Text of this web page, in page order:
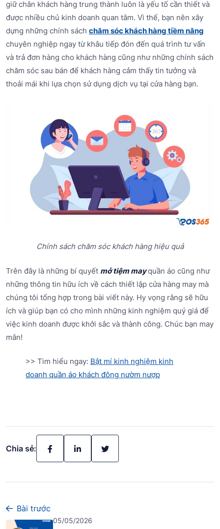
giữ chân khách hàng trung thành luôn là yếu tố cần thiết và
được nhiều chủ kinh doanh quan tâm. Vì thế, bạn nên xây
dựng những chính sách chăm sóc khách hàng tiềm năng
chuyên nghiệp ngay từ khâu tiếp đón đến quá trình tư vấn
và trả đơn hàng cho khách hàng cũng như những chính sách
chăm sóc sau bán để khách hàng cảm thấy tin tưởng và
thoải mái khi lựa chọn sử dụng dịch vụ tại cửa hàng bạn.
Chính sách chăm sóc khách hàng hiệu quả
Trên đây là những bí quyết mở tiệm mayquần áo cũng như
những thông tin hữu ích về cách thiết lập cửa hàng may mà
chúng tôi tổng hợp trong bài viết này. Hy vọng rằng sẽ hữu
ích và giúp bạn có cho mình những kinh nghiệm quý giá để
việc kinh doanh được khởi sắc và thành công. Chúc bạn may
mắn!
>> Tìm hiểu ngay: Bật mí kinh nghiệm kinh
doanh quần áo khách đông nườm nượp
Chia sẻ:
Bài trước
05/05/2026